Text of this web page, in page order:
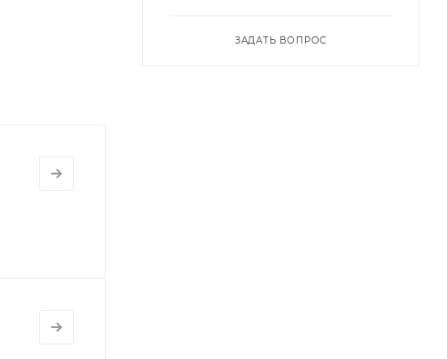
ЗАДАТЬ ВОПРОС